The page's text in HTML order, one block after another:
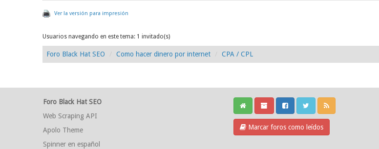
Ver la versión para impresión
Usuarios navegando en este tema: 1 invitado(s)
Foro Black Hat SEO Como hacer dinero por internet CPA / CPL
Foro Black Hat SEO
Web Scraping API
Apolo Theme
Spinner en español
Marcar foros como leídos